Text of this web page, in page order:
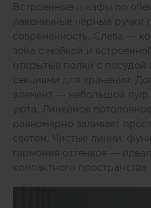
Встроенные шкафы по
лаконичные чёрные ручки
современность. Слева —
зона с мойкой и
открытые полки с посудой
секциями для хранения.
элемент — небольшой пуф
уюта. Линейное
равномерно заливает
светом. Чистые линии,
гармония оттенков —
компактного пространства